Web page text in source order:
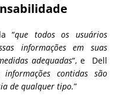
“que todos os usuários
informações em suas
adequadas“, e
Dell
informações contidas são
de qualquer tipo.”